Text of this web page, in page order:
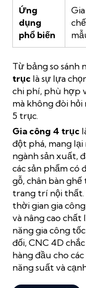
Ứng
dụng
phổ biến
Từ bảng so sánh
trục là sự lựa
chi phí, phù hợp
mà không đòi
5 trục.
Gia công 4 trục
đột phá, mang
ngành sản xuất,
các sản phẩm
gỗ, chân bàn ghế
trang trí nội thất.
thời gian gia
và nâng cao chất
năng gia công
đối, CNC 4D
hàng đầu cho
năng suất và